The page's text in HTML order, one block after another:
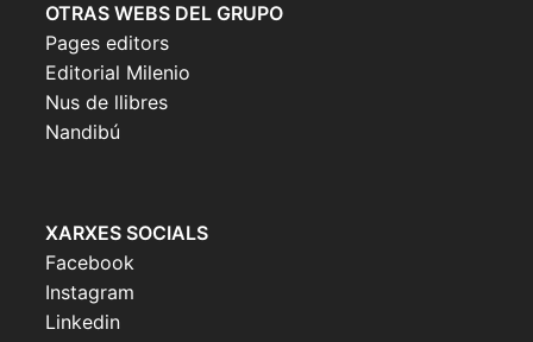
OTRAS WEBS DEL GRUPO
Pages editors
Editorial Milenio
Nus de llibres
Nandibú
XARXES SOCIALS
Facebook
Instagram
Linkedin